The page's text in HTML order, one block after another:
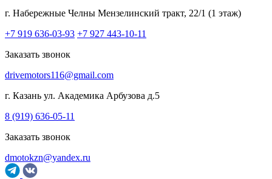
г. Набережные Челны Мензелинский тракт, 22/1 (1 этаж)
+7 919 636-03-93 +7 927 443-10-11
Заказать звонок
drivemotors116@gmail.com
г. Казань ул. Академика Арбузова д.5
8 (919) 636-05-11
Заказать звонок
dmotokzn@yandex.ru